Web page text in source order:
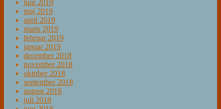
juni 2019
maj 2019
april 2019
marts 2019
februar 2019
januar 2019
december 2018
november 2018
oktober 2018
september 2018
august 2018
juli 2018